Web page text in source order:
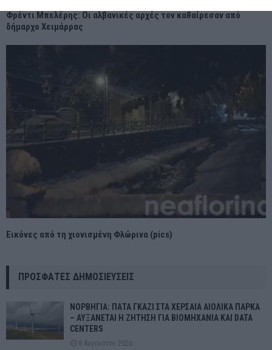
Φρέντι Μπελέρης: Οι αλβανικές αρχές τον καθαίρεσαν από
δήμαρχο Χειμάρρας
Εικόνες από τη χιονισμένη Φλώρινα (pics)
ΠΡΌΣΦΑΤΕΣ ΔΗΜΟΣΙΕΎΣΕΙΣ
ΝΟΡΒΗΓΙΑ: ΠΑΤΑ ΓΚΑΖΙ ΣΤΑ ΧΕΡΣΑΙΑ ΑΙΟΛΙΚΑ ΠΑΡΚΑ
– ΑΥΞΑΝΕΤΑΙ Η ΖΗΤΗΣΗ ΓΙΑ ΒΙΟΜΗΧΑΝΙΑ ΚΑΙ DATA
CENTERS
8 Αυγούστου 2026